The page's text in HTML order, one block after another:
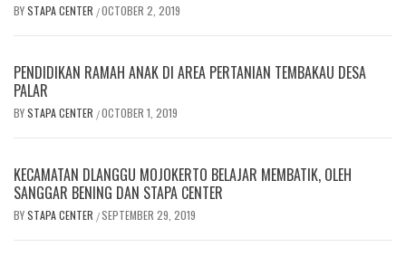
BYSTAPA CENTER /OCTOBER 2, 2019
PENDIDIKAN RAMAH ANAK DI AREA PERTANIAN TEMBAKAU DESA
PALAR
BYSTAPA CENTER /OCTOBER 1, 2019
KECAMATAN DLANGGU MOJOKERTO BELAJAR MEMBATIK, OLEH
SANGGAR BENING DAN STAPA CENTER
BYSTAPA CENTER /SEPTEMBER 29, 2019